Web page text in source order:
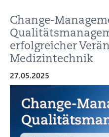
Change-
erfolgreicher
Medizintechnik
27.05.2025